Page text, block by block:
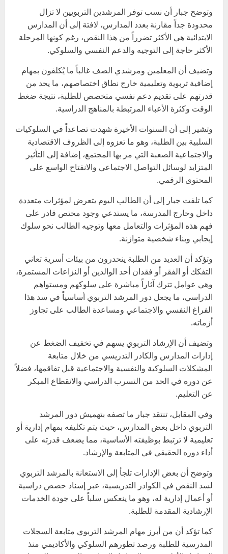
وتوضح جبار أن نسب توفر المرشدين التربويين لا تزال
محدودة جداً مقارنة بعدد المدارس، لافتة إلى أن المدارس
الابتدائية هي الأكثر تضرراً من هذا النقص، رغم كونها المرحلة
الأكثر حاجة إلى التوجيه والدعم النفسي والسلوكي.
وتضيف أن المعلمين ومرشدي الصف غالباً ما يُكلفون بمهام
إضافية تربوية وتعليمية خارج نطاق اختصاصهم، ما يحد من
قدرتهم على تقديم دعم نفسي متخصص للطلبة، نتيجة ضغط
الوقت وكثرة الأعباء المرتبطة بالمناهج الدراسية.
وتشير إلى أن السنوات الأخيرة شهدت تصاعداً في السلوكيات
السلبية بين الطلبة، وهو ما تعزوه إلى الظروف الاقتصادية
والاجتماعية الصعبة التي مر بها المجتمع، إضافة إلى التأثير
المتزايد لوسائل التواصل الاجتماعي والانفتاح الواسع على
المحتوى الرقمي.
كما تلفت جبار إلى أن الطالب اليوم يتعرض لمؤثرات متعددة
داخل وخارج المدرسة، ما يستدعي وجود مختص قادر على
فهم هذه المؤثرات والتعامل معها وتوجيه الطالب نحو سلوك
إيجابي وبناء شخصية متوازنة.
وتؤكد أن العديد من الطلبة ينحدرون من بيئات أسرية تعاني
التفكك أو الفقر أو فقدان أحد الوالدين أو النزاعات المستمرة،
وهي عوامل تترك آثاراً مباشرة على سلوكهم ومستواهم
الدراسي، ما يجعل دور المرشد التربوي أساسياً في سد هذا
الفراغ النفسي والاجتماعي ومساعدة الطالب على تجاوز
أزماته.
وتضيف أن الإرشاد التربوي يسهم في تخفيف الضغط عن
إدارات المدارس والكادر التدريسي من خلال متابعة
المشكلات السلوكية والنفسية والاجتماعية قبل تفاقمها، فضلاً
عن دوره في الحد من التسرب الدراسي والانقطاع المبكر
عن التعليم.
وفي المقابل، تنتقد جبار ما تصفه بتهميش دور المرشد
التربوي داخل بعض المدارس، حيث يتم تكليفه بمهام إدارية أو
تعليمية لا ترتبط بوظيفته الأساسية، مما يضعف قدرته على
أداء دوره الحقيقي في المتابعة والإرشاد.
وتوضح أن بعض الإدارات تلجأ إلى الاستعانة بالمرشد التربوي
لسد النقص في الكوادر التدريسية، عبر إسناد حصص دراسية
أو أعمال إدارية له، وهو ما ينعكس سلباً على جودة الخدمات
الإرشادية المقدمة للطلبة.
كما تؤكد أن من أبرز مهام المرشد التربوي متابعة السجلات
المدرسية للطلبة ورصد تطورهم السلوكي والأكاديمي منذ